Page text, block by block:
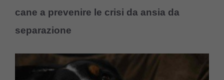
cane a prevenire le crisi da ansia da
separazione